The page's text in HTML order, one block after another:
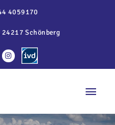
4059170
Schönberg